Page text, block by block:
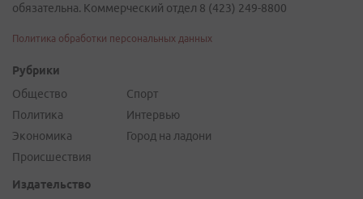
обязательна. Коммерческий отдел 8 (423) 249-8800
Политика обработки персональных данных
Рубрики
Общество
Политика
Экономика
Происшествия
Спорт
Интервью
Город на ладони
Издательство